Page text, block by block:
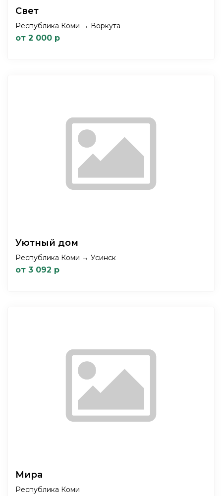
Свет
Республика Коми → Воркута
от 2 000 р
Уютный дом
Республика Коми → Усинск
от 3 092 р
Мира
Республика Коми